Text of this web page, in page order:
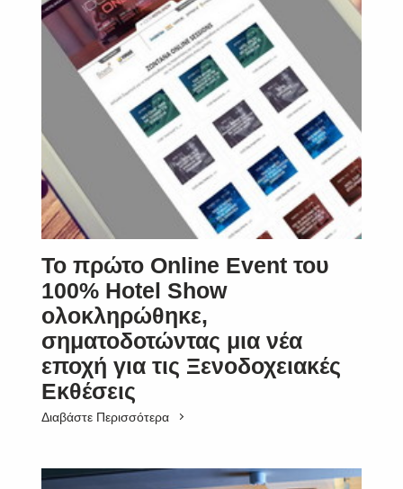
Το πρώτο Online Event του
100% Hotel Show
ολοκληρώθηκε,
σηματοδοτώντας μια νέα
εποχή για τις Ξενοδοχειακές
Εκθέσεις
Διαβάστε Περισσότερα